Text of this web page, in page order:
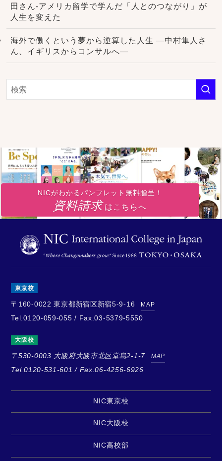
田さん-アメリカ留学で学んだ「人とのつながり」が
人生を変えた
海外で働くという夢から逆算した人生 ―中村隼人さ
ん、イギリスからコンサルへ―
NICがわかるパンフレット無料贈呈！
資料請求 はこちらへ
東京校
〒160-0022 東京都新宿区新宿5-9-16 MAP
Tel.0120-059-055 / Fax.03-5379-5550
大阪校
〒530-0003 大阪府大阪市北区堂島2-1-7 MAP
Tel.0120-531-601 / Fax.06-4256-6926
NIC東京校
NIC大阪校
NIC高校部